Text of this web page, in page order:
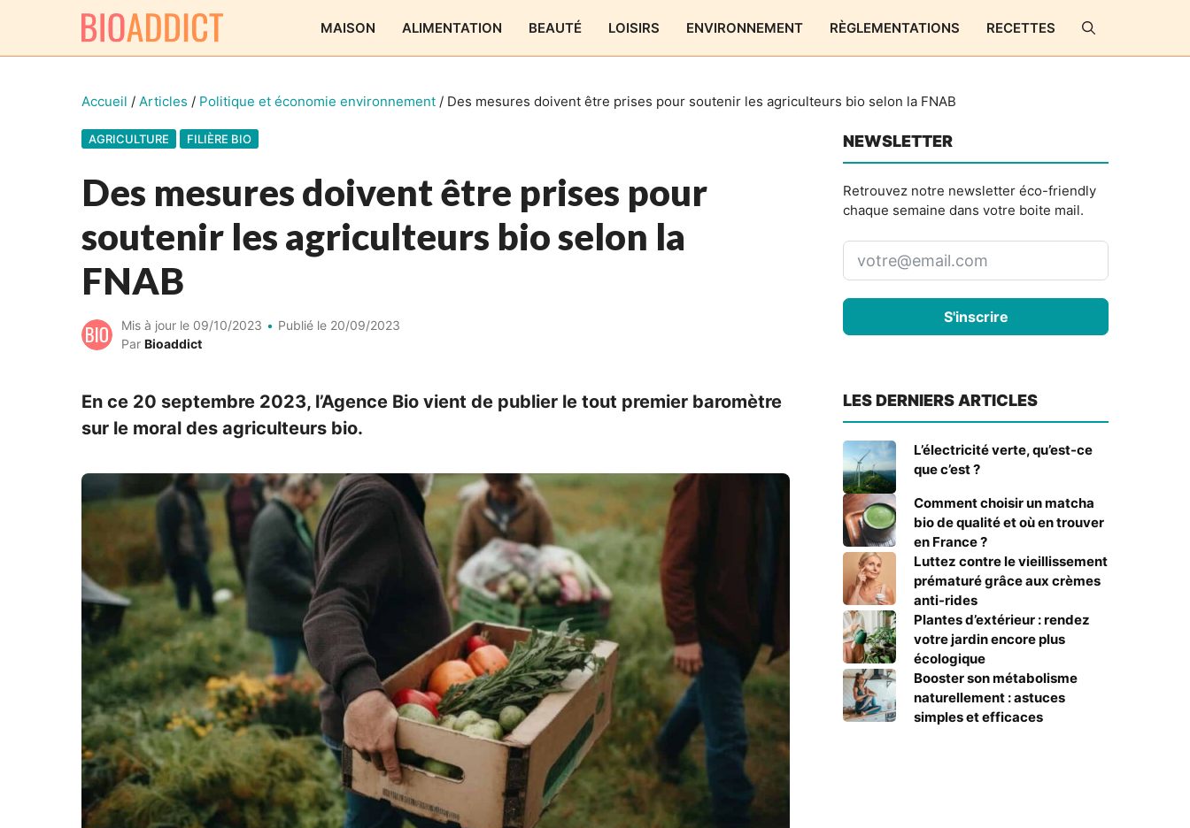
contenu
MAISON ALIMENTATION BEAUTÉ LOISIRS ENVIRONNEMENT RÈGLEMENTATIONS RECETTES
Accueil / Articles / Politique et économie environnement / Des mesures doivent être prises pour soutenir les agriculteurs bio selon la FNAB
AGRICULTURE FILIÈRE BIO
Des mesures doivent être prises pour
soutenir les agriculteurs bio selon la
FNAB
Mis à jour le 09/10/2023 Publié le 20/09/2023
Par Bioaddict
En ce 20 septembre 2023, l’Agence Bio vient de publier le tout premier baromètre
sur le moral des agriculteurs bio.
NEWSLETTER
Retrouvez notre newsletter éco-friendly
chaque semaine dans votre boite mail.
S'inscrire
LES DERNIERS ARTICLES
L’électricité verte, qu’est-ce
que c’est ?
Comment choisir un matcha
bio de qualité et où en trouver
en France ?
Luttez contre le vieillissement
prématuré grâce aux crèmes
anti-rides
Plantes d’extérieur : rendez
votre jardin encore plus
écologique
Booster son métabolisme
naturellement : astuces
simples et efficaces